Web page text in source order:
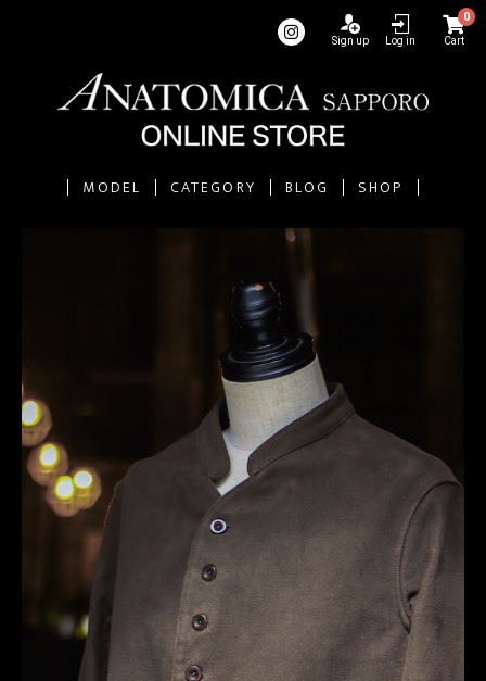
Sign up Log in
0
Cart
MODEL CATEGORY BLOG SHOP